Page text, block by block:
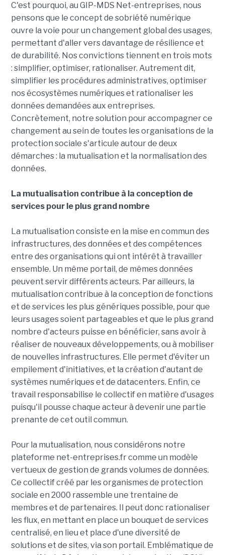
C'est pourquoi, au GIP-MDS Net-entreprises, nous
pensons que le concept de sobriété numérique
ouvre la voie pour un changement global des usages,
permettant d'aller vers davantage de résilience et
de durabilité. Nos convictions tiennent en trois mots
: simplifier, optimiser, rationaliser. Autrement dit,
simplifier les procédures administratives, optimiser
nos écosystèmes numériques et rationaliser les
données demandées aux entreprises.
Concrètement, notre solution pour accompagner ce
changement au sein de toutes les organisations de la
protection sociale s'articule autour de deux
démarches : la mutualisation et la normalisation des
données.
La mutualisation contribue à la conception de
services pour le plus grand nombre
La mutualisation consiste en la mise en commun des
infrastructures, des données et des compétences
entre des organisations qui ont intérêt à travailler
ensemble. Un même portail, de mêmes données
peuvent servir différents acteurs. Par ailleurs, la
mutualisation contribue à la conception de fonctions
et de services les plus génériques possible, pour que
leurs usages soient partageables et que le plus grand
nombre d'acteurs puisse en bénéficier, sans avoir à
réaliser de nouveaux développements, ou à mobiliser
de nouvelles infrastructures. Elle permet d'éviter un
empilement d'initiatives, et la création d'autant de
systèmes numériques et de datacenters. Enfin, ce
travail responsabilise le collectif en matière d'usages
puisqu'il pousse chaque acteur à devenir une partie
prenante de cet outil commun.
Pour la mutualisation, nous considérons notre
plateforme net-entreprises.fr comme un modèle
vertueux de gestion de grands volumes de données.
Ce collectif créé par les organismes de protection
sociale en 2000 rassemble une trentaine de
membres et de partenaires. Il peut donc rationaliser
les flux, en mettant en place un bouquet de services
centralisé, en lieu et place d'une diversité de
solutions et de sites, via son portail. Emblématique de